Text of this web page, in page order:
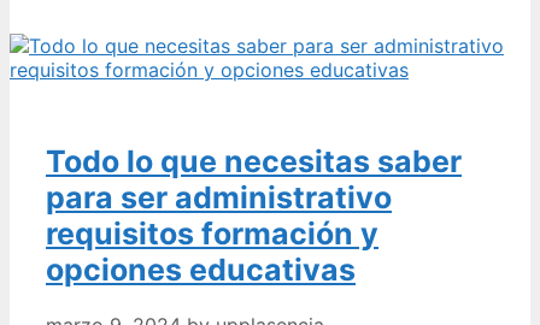
Carrera
y
proyectos
Todo lo que necesitas saber
para ser administrativo
requisitos formación y
opciones educativas